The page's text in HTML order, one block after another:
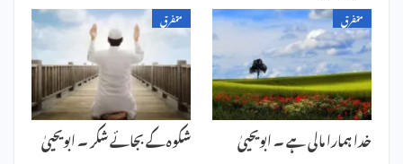
متفرق
خدا ہمارا مالی ہے ۔ ابویحییٰ
متفرق
شکوہ کے بجائے شکر ۔ ابویحییٰ